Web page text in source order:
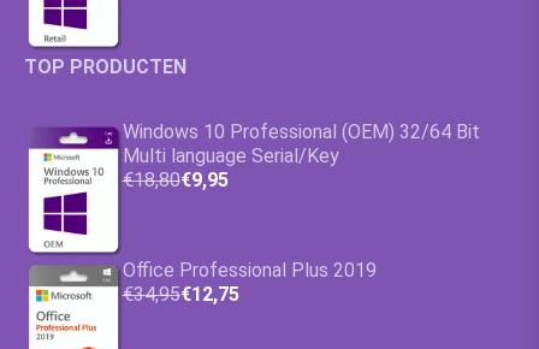
TOP PRODUCTEN
Windows 10 Professional (OEM) 32/64 Bit
Multi language Serial/Key
€18,80€9,95
Office Professional Plus 2019
€34,95€12,75